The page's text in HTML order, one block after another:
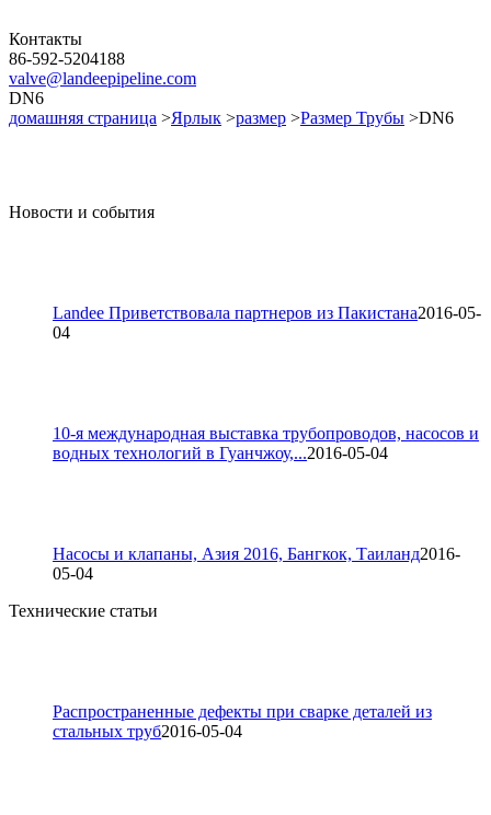
Контакты
86-592-5204188
valve@landeepipeline.com
DN6
домашняя страница >Ярлык >размер >Размер Трубы >DN6
Новости и события
Landee Приветствовала партнеров из Пакистана2016-05-
04
10-я международная выставка трубопроводов, насосов и
водных технологий в Гуанчжоу,...2016-05-04
Насосы и клапаны, Азия 2016, Бангкок, Таиланд2016-
05-04
Технические статьи
Распространенные дефекты при сварке деталей из
стальных труб2016-05-04